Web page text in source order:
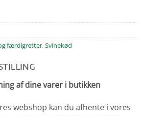
færdigretter,Svinekød
af dine varer i butikken
webshop kan du afhente i vores